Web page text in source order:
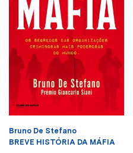
Bruno De Stefano
BREVE HISTÓRIA DA MÁFIA